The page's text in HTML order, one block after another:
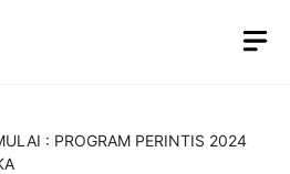
: PROGRAM PERINTIS 2024